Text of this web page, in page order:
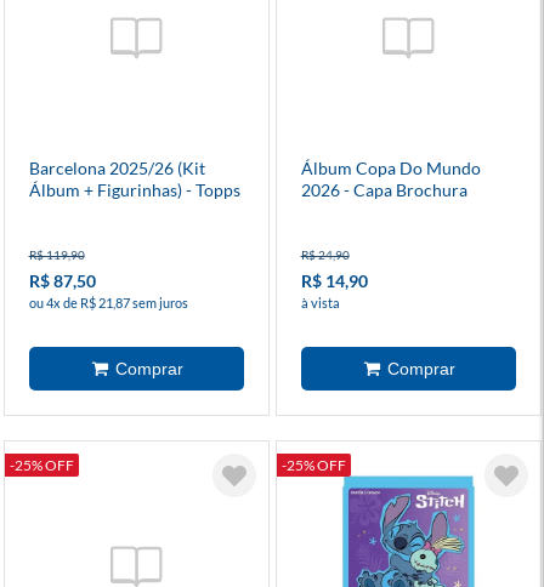
Barcelona 2025/26 (Kit
Álbum + Figurinhas) - Topps
R$ 119,90
R$ 87,50
ou 4x de R$ 21,87 sem juros
Álbum Copa Do Mundo
2026 - Capa Brochura
R$ 24,90
R$ 14,90
à vista
-25% OFF -25% OFF